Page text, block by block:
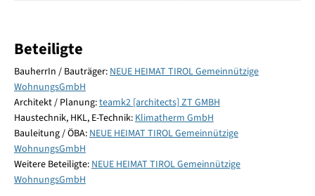
Beteiligte
BauherrIn / Bauträger: NEUE HEIMAT TIROL Gemeinnützige
WohnungsGmbH
Architekt / Planung:teamk2 [architects] ZT GMBH
Haustechnik, HKL, E-Technik: Klimatherm GmbH
Bauleitung / ÖBA: NEUE HEIMAT TIROL Gemeinnützige
WohnungsGmbH
Weitere Beteiligte: NEUE HEIMAT TIROL Gemeinnützige
WohnungsGmbH